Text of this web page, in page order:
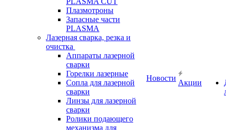
Плазмотроны
Запасные части
PLASMA
Лазерная сварка, резка и
очистка
Аппараты лазерной
сварки
Горелки лазерные
Сопла для лазерной
сварки
Линзы для лазерной
сварки
Ролики подающего
механизма для
Новости
Акции